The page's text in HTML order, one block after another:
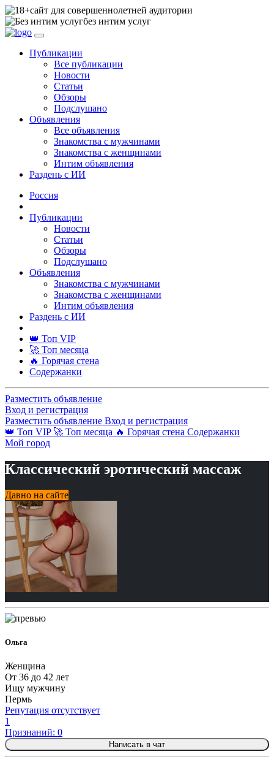
сайт для совершеннолетней аудитории
без интим услуг
Публикации
Все публикации
Новости
Статьи
Обзоры
Подслушано
Объявления
Все объявления
Знакомства с мужчинами
Знакомства с женщинами
Интим объявления
Раздень с ИИ
Россия
Публикации
Новости
Статьи
Обзоры
Подслушано
Объявления
Знакомства с мужчинами
Знакомства с женщинами
Интим объявления
Раздень с ИИ
👑 Топ VIP
🚀 Топ месяца
🔥 Горячая стена
Содержанки
Разместить объявление
Вход и регистрация
Разместить объявление Вход и регистрация
👑 Топ VIP 🚀 Топ месяца 🔥 Горячая стена Содержанки
Мой город
Классический эротический массаж
Давно на сайте
Ольга
Женщина
От 36 до 42 лет
Ищу мужчину
Пермь
Репутация отсутствует
1
Признаний: 0
Написать в чат